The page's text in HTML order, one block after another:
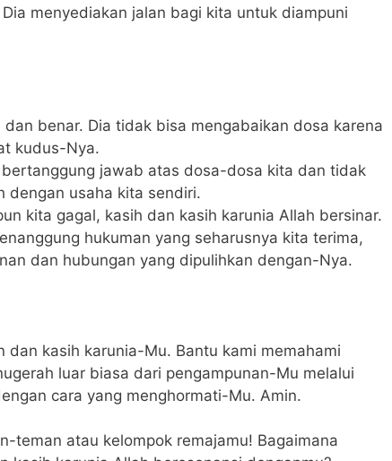
menyediakan jalan bagi kita untuk diampuni
dan benar. Dia tidak bisa mengabaikan dosa karena
kudus-Nya.
jawab atas dosa-dosa kita dan tidak
dengan usaha kita sendiri.
kita gagal, kasih dan kasih karunia Allah bersinar.
hukuman yang seharusnya kita terima,
dan hubungan yang dipulihkan dengan-Nya.
dan kasih karunia-Mu. Bantu kami memahami
luar biasa dari pengampunan-Mu melalui
cara yang menghormati-Mu. Amin.
teman atau kelompok remajamu! Bagaimana